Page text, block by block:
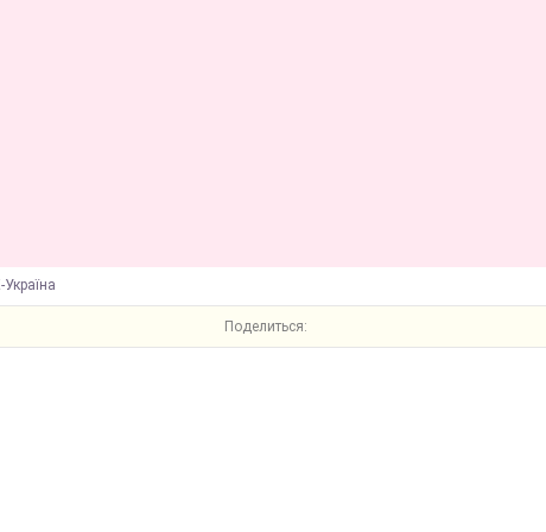
Поделиться: